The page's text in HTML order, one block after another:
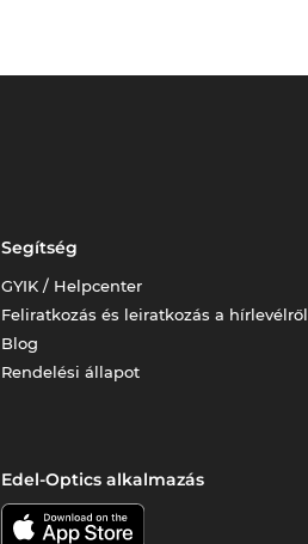
Segítség
GYIK / Helpcenter
Feliratkozás és leiratkozás a hírlevélről
Blog
Rendelési állapot
Edel-Optics alkalmazás